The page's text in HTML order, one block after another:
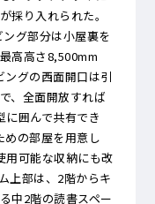
採り入れられた。
グ部分は小屋裏を
高高さ8,500mm
ングの西面開口は引
、全面開放すれば
に囲んで共有でき
めの部屋を用意し
用可能な収納にも改
上部は、2階からキ
中2階の読書スペー